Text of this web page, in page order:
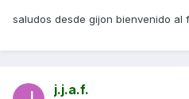
saludos desde gijon bienvenido al
j.j.a.f.